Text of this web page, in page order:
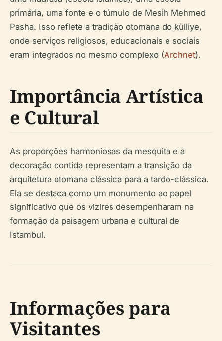
primária, uma fonte e o túmulo de Mesih Mehmed
Pasha. Isso reflete a tradição otomana do külliye,
onde serviços religiosos, educacionais e sociais
eram integrados no mesmo complexo (Archnet).
Importância Artística
e Cultural
As proporções harmoniosas da mesquita e a
decoração contida representam a transição da
arquitetura otomana clássica para a tardo-clássica.
Ela se destaca como um monumento ao papel
significativo que os vizires desempenharam na
formação da paisagem urbana e cultural de
Istambul.
Informações para
Visitantes